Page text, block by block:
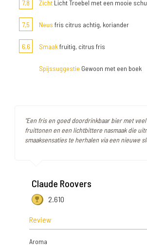
7,8
Zicht Licht Troebel met een mooie
7,5 Neus fris citrus achtig, koriander
6,6 Smaakfruitig, citrus fris
Spijssuggestie Gewoon met een boek
"Een fris en goed doordrinkbaar bier met
fruittonen en een lichtbittere nasmaak die
smaaksensaties te herhalen via een nieuwe
Claude Roovers
2.610
Review
Aroma